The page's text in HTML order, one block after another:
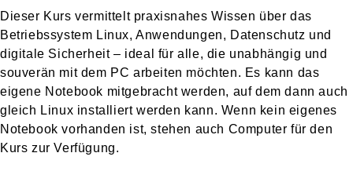
Dieser Kurs vermittelt praxisnahes Wissen über das
Betriebssystem Linux, Anwendungen, Datenschutz und
digitale Sicherheit – ideal für alle, die unabhängig und
souverän mit dem PC arbeiten möchten. Es kann das
eigene Notebook mitgebracht werden, auf dem dann auch
gleich Linux installiert werden kann. Wenn kein eigenes
Notebook vorhanden ist, stehen auch Computer für den
Kurs zur Verfügung.